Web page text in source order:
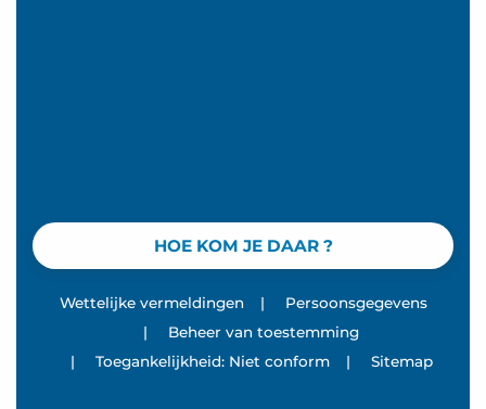
HOE KOM JE DAAR ?
Wettelijke vermeldingen |
Persoonsgegevens
|
Beheer van toestemming
|
Toegankelijkheid: Niet conform | Sitemap